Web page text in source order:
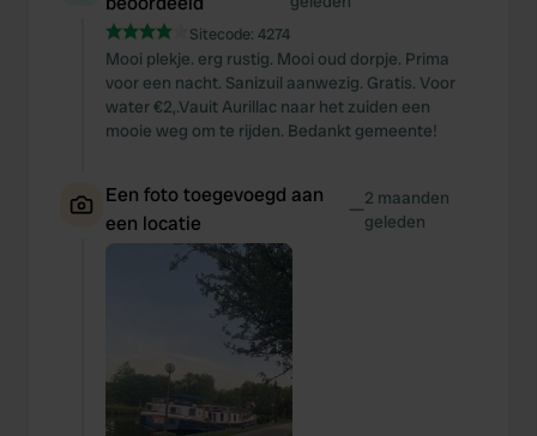
Sitecode: 4274
Mooi plekje. erg rustig. Mooi oud dorpje. Prima
voor een nacht. Sanizuil aanwezig. Gratis. Voor
water €2,.Vauit Aurillac naar het zuiden een
mooie weg om te rijden. Bedankt gemeente!
Een foto toegevoegd aan
een locatie
—2 maanden
geleden